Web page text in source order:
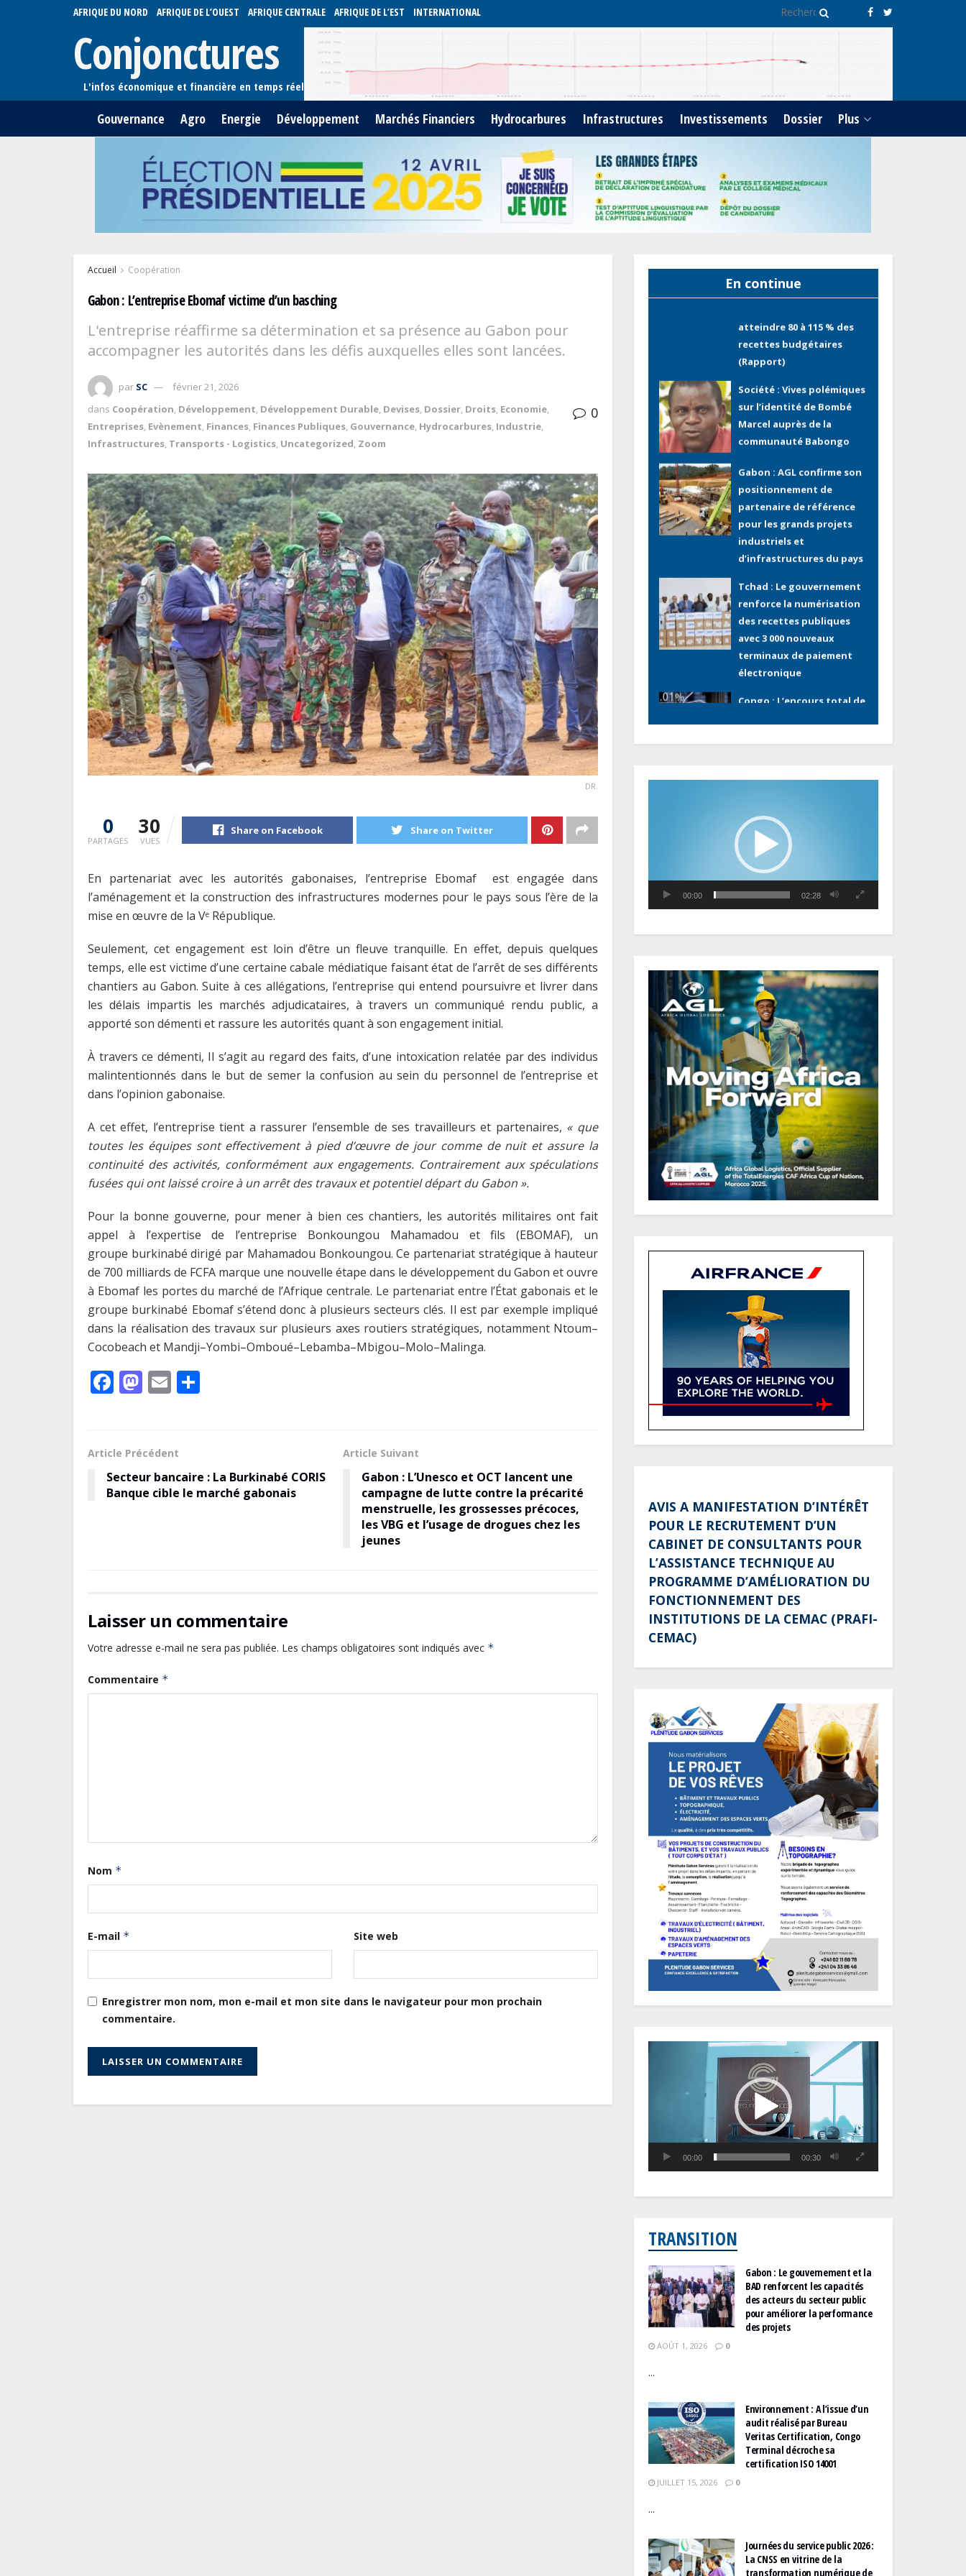
AFRIQUE DU NORD AFRIQUE DE L’OUEST AFRIQUE CENTRALE AFRIQUE DE L’EST INTERNATIONAL
Conjonctures
Gouvernance Agro Energie Développement Marchés Financiers Hydrocarbures Infrastructures Investissements Dossier Plus
Accueil Coopération
Gabon : L’entreprise Ebomaf victime d’un basching
L'entreprise réaffirme sa détermination et sa présence au Gabon pour
accompagner les autorités dans les défis auxquelles elles sont lancées.
par SC
février 21, 2026
dans Coopération Développement Développement Durable Devises Dossier Droits Economie
Entreprises Evènement Finances Finances Publiques Gouvernance Hydrocarbures Industrie
Infrastructures Transports - Logistics Uncategorized Zoom
0
DR.
0
PARTAGES
30
VUES
Share on Facebook Share on Twitter
En partenariat avec les autorités gabonaises, l’entreprise Ebomaf est engagée dans
l’aménagement et la construction des infrastructures modernes pour le pays sous l’ère de la
mise en œuvre de la Ve République.
Seulement, cet engagement est loin d’être un fleuve tranquille. En effet, depuis quelques
temps, elle est victime d’une certaine cabale médiatique faisant état de l’arrêt de ses différents
chantiers au Gabon. Suite à ces allégations, l’entreprise qui entend poursuivre et livrer dans
les délais impartis les marchés adjudicataires, à travers un communiqué rendu public, a
apporté son démenti et rassure les autorités quant à son engagement initial.
À travers ce démenti, Il s’agit au regard des faits, d’une intoxication relatée par des individus
malintentionnés dans le but de semer la confusion au sein du personnel de l’entreprise et
dans l’opinion gabonaise.
A cet effet, l’entreprise tient a rassurer l’ensemble de ses travailleurs et partenaires, « que
toutes les équipes sont effectivement à pied d’œuvre de jour comme de nuit et assure la
continuité des activités, conformément aux engagements. Contrairement aux spéculations
fusées qui ont laissé croire à un arrêt des travaux et potentiel départ du Gabon ».
Pour la bonne gouverne, pour mener à bien ces chantiers, les autorités militaires ont fait
appel à l’expertise de l’entreprise Bonkoungou Mahamadou et fils (EBOMAF), un
groupe burkinabé dirigé par Mahamadou Bonkoungou. Ce partenariat stratégique à hauteur
de 700 milliards de FCFA marque une nouvelle étape dans le développement du Gabon et ouvre
à Ebomaf les portes du marché de l’Afrique centrale. Le partenariat entre l’État gabonais et le
groupe burkinabé Ebomaf s’étend donc à plusieurs secteurs clés. Il est par exemple impliqué
dans la réalisation des travaux sur plusieurs axes routiers stratégiques, notamment Ntoum–
Cocobeach et Mandji–Yombi–Omboué–Lebamba–Mbigou–Molo–Malinga.
F
b
o
o
M
d
o
n
E
l
er
Article Précédent
Secteur bancaire : La Burkinabé CORIS
Banque cible le marché gabonais
Article Suivant
Gabon : L’Unesco et OCT lancent une
campagne de lutte contre la précarité
menstruelle, les grossesses précoces,
les VBG et l’usage de drogues chez les
jeunes
Laisser un commentaire
Votre adresse e-mail ne sera pas publiée. Les champs obligatoires sont indiqués avec *
Commentaire *
Nom *
E-mail * Site web
Enregistrer mon nom, mon e-mail et mon site dans le navigateur pour mon prochain
commentaire.
En continue
secteur public pour
et le Burkina Faso
procèdent à la reddition
des comptes des exercices
Gabon : Les paiements
d’intérêts de la dette
absorbent 20 à 30 % des
recettes, tandis que le
atteindre 80 à 115 % des
recettes budgétaires
(Rapport)
Société : Vives polémiques
sur l’identité de Bombé
Marcel auprès de la
Gabon : AGL confirme son
positionnement de
partenaire de référence
industriels et
d’infrastructures du pays
Tchad : Le gouvernement
renforce la numérisation
des recettes publiques
terminaux de paiement
électronique
Congo : L’encours total de
la dette publique oscille
autour de 9 483 milliards
Gabon : L’activité
réussi sur les marchés
internationaux avec un
eurobond de 920 millions
de dollars
Cameroun : L’encours de la
15 607 milliards de FCFA, à
44,2 % du PIB
Gabon : Le gouvernement
et la BAD renforcent les
capacités des acteurs du
secteur public pour
améliorer la performance
des projets
Sécurité sociale : Le Gabon
et le Burkina Faso
procèdent à la reddition
des comptes des exercices
2023, 2024 et 2025
service total pourrait
atteindre 80 à 115 % des
recettes budgétaires
(Rapport)
Société : Vives polémiques
sur l’identité de Bombé
Marcel auprès de la
communauté Babongo
Gabon : AGL confirme son
industriels et
d’infrastructures du pays
Tchad : Le gouvernement
renforce la numérisation
des recettes publiques
avec 3 000 nouveaux
terminaux de paiement
00:00 02:28
AVIS A MANIFESTATION D’INTÉRÊT
POUR LE RECRUTEMENT D’UN
CABINET DE CONSULTANTS POUR
L’ASSISTANCE TECHNIQUE AU
PROGRAMME D’AMÉLIORATION DU
FONCTIONNEMENT DES
INSTITUTIONS DE LA CEMAC (PRAFI-
CEMAC)
Lecteur
00:00 00:30
TRANSITION
Gabon : Le gouvernement et la
BAD renforcent les capacités
des acteurs du secteur public
pour améliorer la performance
des projets
AOÛT 1, 2026 0
...
Environnement : A l’issue d’un
audit réalisé par Bureau
Veritas Certification, Congo
Terminal décroche sa
certification ISO 14001
JUILLET 15, 2026 0
...
Journées du service public 2026 :
La CNSS en vitrine de la
transformation numérique de